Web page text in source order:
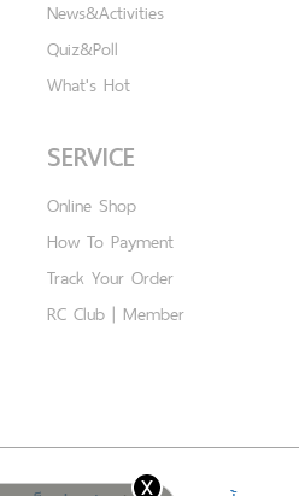
x
News&Activities
Quiz&Poll
What's Hot
SERVICE
Online Shop
How To Payment
Track Your Order
RC Club | Member